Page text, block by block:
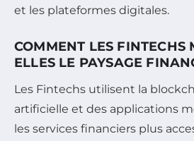
et les plateformes digitales.
COMMENT LES FINTECHS
ELLES LE PAYSAGE
Les Fintechs utilisent la
artificielle et des applications
les services financiers plus